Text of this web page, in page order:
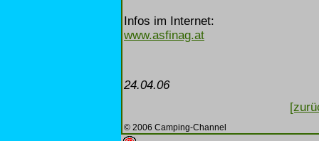
Infos im Internet:
www.asfinag.at
24.04.06
© 2006 Camping-Channel